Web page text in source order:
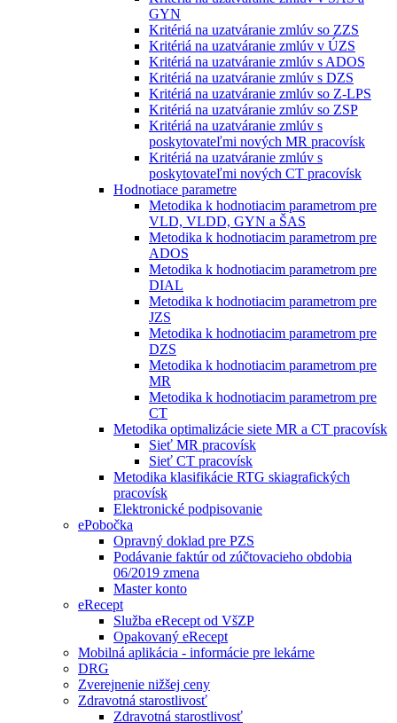
GYN
Kritériá na uzatváranie zmlúv so ZZS
Kritériá na uzatváranie zmlúv v ÚZS
Kritériá na uzatváranie zmlúv s ADOS
Kritériá na uzatváranie zmlúv s DZS
Kritériá na uzatváranie zmlúv so Z-LPS
Kritériá na uzatváranie zmlúv so ZSP
Kritériá na uzatváranie zmlúv s
poskytovateľmi nových MR pracovísk
Kritériá na uzatváranie zmlúv s
poskytovateľmi nových CT pracovísk
Hodnotiace parametre
Metodika k hodnotiacim parametrom pre
VLD, VLDD, GYN a ŠAS
Metodika k hodnotiacim parametrom pre
ADOS
Metodika k hodnotiacim parametrom pre
DIAL
Metodika k hodnotiacim parametrom pre
JZS
Metodika k hodnotiacim parametrom pre
DZS
Metodika k hodnotiacim parametrom pre
MR
Metodika k hodnotiacim parametrom pre
CT
Metodika optimalizácie siete MR a CT pracovísk
Sieť MR pracovísk
Sieť CT pracovísk
Metodika klasifikácie RTG skiagrafických
pracovísk
Elektronické podpisovanie
ePobočka
Opravný doklad pre PZS
Podávanie faktúr od zúčtovacieho obdobia
06/2019 zmena
Master konto
eRecept
Služba eRecept od VšZP
Opakovaný eRecept
Mobilná aplikácia - informácie pre lekárne
DRG
Zverejnenie nižšej ceny
Zdravotná starostlivosť
Zdravotná starostlivosť